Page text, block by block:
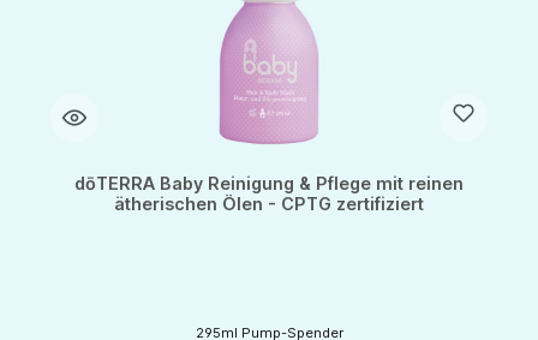
dōTERRA Baby Reinigung & Pflege mit reinen
ätherischen Ölen - CPTG zertifiziert
295ml Pump-Spender